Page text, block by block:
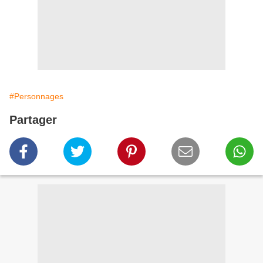
#Personnages
Partager